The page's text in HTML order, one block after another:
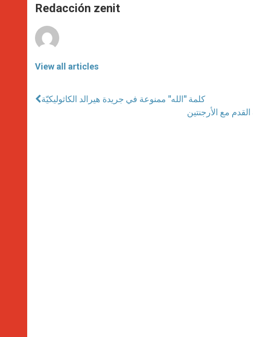
p
p
g
e
o
k
r
Redacción zenit
View all articles
كلمة "الله" ممنوعة في جريدة هيرالد الكاثوليكيّة
مع الأرجنتين